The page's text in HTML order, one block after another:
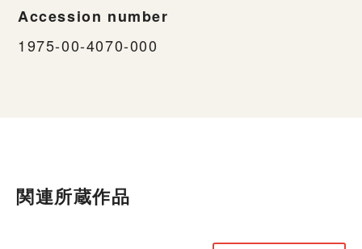
Accession number
1975-00-4070-000
関連所蔵作品